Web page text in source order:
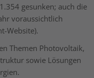
gesunken; auch die
voraussichtlich
Website).
Themen Photovoltaik,
sowie Lösungen